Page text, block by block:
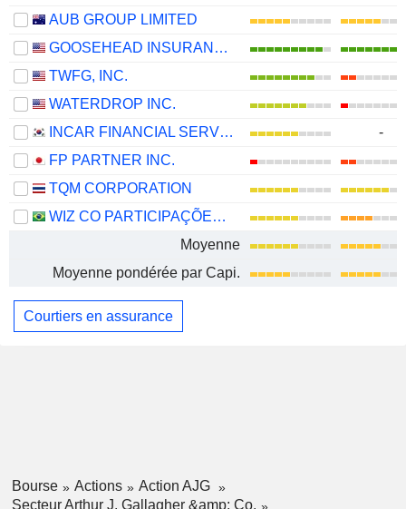
AUB GROUP LIMITED
GOOSEHEAD INSURANCE, INC.
TWFG, INC.
WATERDROP INC.
INCAR FINANCIAL SERVICE CO., LTD.
-
FP PARTNER INC.
TQM CORPORATION
WIZ CO PARTICIPAÇÕES E CORRETAGEM DE SEGUROS S.A.
Moyenne
Moyenne pondérée par Capi.
Courtiers en assurance
Bourse Actions
Action AJG
Secteur Arthur J. Gallagher &amp; Co.